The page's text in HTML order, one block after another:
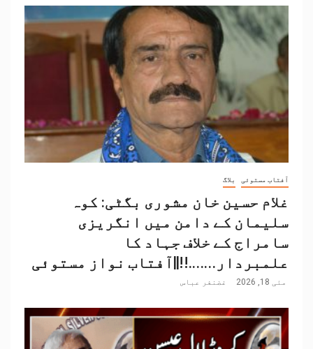
آفتاب مستوئی بلاگ
غلام حسین خان مشوری بگٹی: کوہ
سلیمان کے دامن میں انگریزی
سامراج کے خلاف جہاد کا
علمبردار…….!!||آفتاب نواز مستوئی
مئی 18, 2026 غضنفر عباس